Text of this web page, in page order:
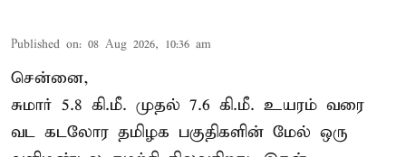
Published on: 08 Aug 2026, 10:36 am
சென்னை,
சுமார் 5.8 கி.மீ. முதல் 7.6 கி.மீ. உயரம் வரை
வட கடலோர தமிழக பகுதிகளின் மேல் ஒரு